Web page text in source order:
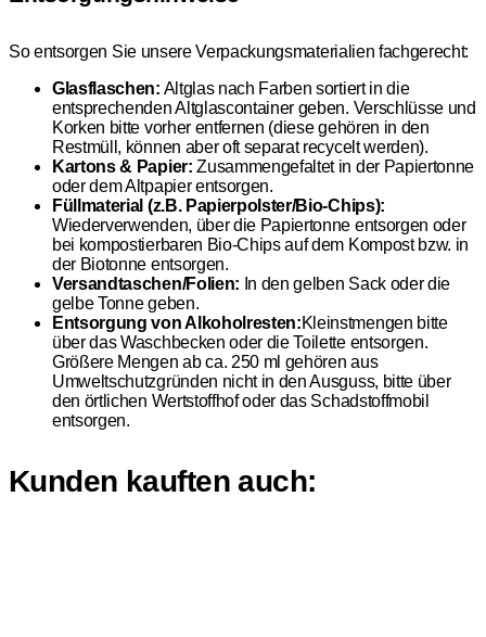
So entsorgen Sie unsere Verpackungsmaterialien fachgerecht:
Glasflaschen: Altglas nach Farben sortiert in die
entsprechenden Altglascontainer geben. Verschlüsse und
Korken bitte vorher entfernen (diese gehören in den
Restmüll, können aber oft separat recycelt werden).
Kartons & Papier: Zusammengefaltet in der Papiertonne
oder dem Altpapier entsorgen.
Füllmaterial (z.B. Papierpolster/Bio-Chips):
Wiederverwenden, über die Papiertonne entsorgen oder
bei kompostierbaren Bio-Chips auf dem Kompost bzw. in
der Biotonne entsorgen.
Versandtaschen/Folien: In den gelben Sack oder die
gelbe Tonne geben.
Entsorgung von Alkoholresten:Kleinstmengen bitte
über das Waschbecken oder die Toilette entsorgen.
Größere Mengen ab ca. 250 ml gehören aus
Umweltschutzgründen nicht in den Ausguss, bitte über
den örtlichen Wertstoffhof oder das Schadstoffmobil
entsorgen.
Kunden kauften auch: